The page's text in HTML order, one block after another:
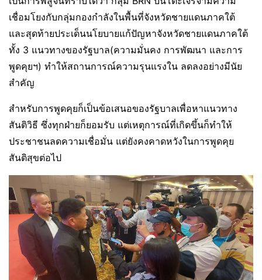
เชื่อมโยงกับกลุ่มกองกำลังในพื้นที่จังหวัดชายแดนภาคใต้
และสุดท้ายประเด็นนโยบายแก้ปัญหาจังหวัดชายแดนภาคใต้
ทั้ง 3 แนวทางของรัฐบาล(ความมั่นคง การพัฒนา และการ
พูดคุยฯ) ทำให้สถานการณ์ความรุนแรงใน ลดลงอย่างมีนัย
สำคัญ
สำหรับการพูดคุยก็เป็นข้อเสนอของรัฐบาลเพื่อหาแนวทาง
สันติวิธี ซึ่งทุกฝ่ายก็ยอมรับ แต่เหตุการณ์ที่เกิดขึ้นก็ทำให้
ประชาชนลดความเชื่อมั่น แต่ยังคงคาดหวังในการพูดคุย
สันติสุขต่อไป